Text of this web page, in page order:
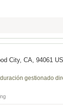
City, CA, 94061 US
gestionado